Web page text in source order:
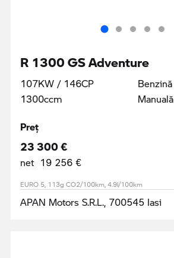
R 1300 GS Adventure
107KW / 146CP
1300ccm
Benzină
Manuală
Preţ
23 300 €
net 19 256 €
EURO 5, 113g CO2/100km, 4.9l/100km
APAN Motors S.R.L., 700545 Iasi